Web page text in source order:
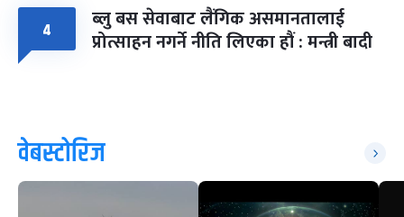
४ ब्लु बस सेवाबाट लैंगिक असमानतालाई
प्रोत्साहन नगर्ने नीति लिएका हौं : मन्त्री बादी
वेबस्टोरिज